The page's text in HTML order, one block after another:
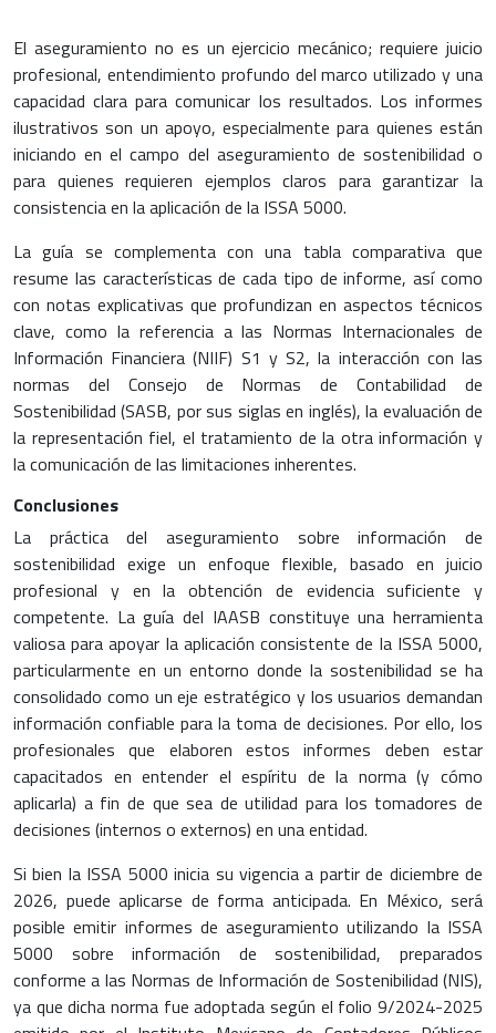
El aseguramiento no es un ejercicio mecánico; requiere juicio
profesional, entendimiento profundo del marco utilizado y una
capacidad clara para comunicar los resultados. Los informes
ilustrativos son un apoyo, especialmente para quienes están
iniciando en el campo del aseguramiento de sostenibilidad o
para quienes requieren ejemplos claros para garantizar la
consistencia en la aplicación de la ISSA 5000.
La guía se complementa con una tabla comparativa que
resume las características de cada tipo de informe, así como
con notas explicativas que profundizan en aspectos técnicos
clave, como la referencia a las Normas Internacionales de
Información Financiera (NIIF) S1 y S2, la interacción con las
normas del Consejo de Normas de Contabilidad de
Sostenibilidad (SASB, por sus siglas en inglés), la evaluación de
la representación fiel, el tratamiento de la otra información y
la comunicación de las limitaciones inherentes.
Conclusiones
La práctica del aseguramiento sobre información de
sostenibilidad exige un enfoque flexible, basado en juicio
profesional y en la obtención de evidencia suficiente y
competente. La guía del IAASB constituye una herramienta
valiosa para apoyar la aplicación consistente de la ISSA 5000,
particularmente en un entorno donde la sostenibilidad se ha
consolidado como un eje estratégico y los usuarios demandan
información confiable para la toma de decisiones. Por ello, los
profesionales que elaboren estos informes deben estar
capacitados en entender el espíritu de la norma (y cómo
aplicarla) a fin de que sea de utilidad para los tomadores de
decisiones (internos o externos) en una entidad.
Si bien la ISSA 5000 inicia su vigencia a partir de diciembre de
2026, puede aplicarse de forma anticipada. En México, será
posible emitir informes de aseguramiento utilizando la ISSA
5000 sobre información de sostenibilidad, preparados
conforme a las Normas de Información de Sostenibilidad (NIS),
ya que dicha norma fue adoptada según el folio 9/2024-2025